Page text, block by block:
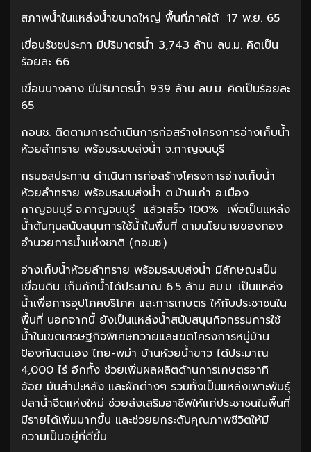
สภาพน้ำในแหล่งน้ำขนาดใหญ่ พื้นที่ภาคใต้ 17 พ.ย. 65
เขื่อนรัชชประภา มีปริมาตรน้ำ 3,743 ล้าน ลบ.ม. คิดเป็น
ร้อยละ 66
เขื่อนบางลาง มีปริมาตรน้ำ 939 ล้าน ลบ.ม. คิดเป็นร้อยละ
65
กอนช. ติดตามการดำเนินการก่อสร้างโครงการอ่างเก็บน้ำ
ห้วยลำทราย พร้อมระบบส่งน้ำ จ.กาญจนบุรี
กรมชลประทาน ดำเนินการก่อสร้างโครงการอ่างเก็บน้ำ
ห้วยลำทราย พร้อมระบบส่งน้ำ ต.บ้านเก่า อ.เมือง
กาญจนบุรี จ.กาญจนบุรี แล้วเสร็จ 100% เพื่อเป็นแหล่ง
น้ำต้นทุนสนับสนุนการใช้น้ำในพื้นที่ ตามนโยบายของกอง
อำนวยการน้ำแห่งชาติ (กอนช.)
อ่างเก็บน้ำห้วยลำทราย พร้อมระบบส่งน้ำ มีลักษณะเป็น
เขื่อนดิน เก็บกักน้ำได้ประมาณ 6.5 ล้าน ลบ.ม. เป็นแหล่ง
น้ำเพื่อการอุปโภคบริโภค และการเกษตร ให้กับประชาชนใน
พื้นที่ นอกจากนี้ ยังเป็นแหล่งน้ำสนับสนุนกิจกรรมการใช้
น้ำในเขตเศรษฐกิจพิเศษทวายและเขตโครงการหมู่บ้าน
ป้องกันตนเอง ไทย-พม่า บ้านห้วยน้ำขาว ได้ประมาณ
4,000 ไร่ อีกทั้ง ช่วยเพิ่มผลผลิตด้านการเกษตรอาทิ
อ้อย มันสำปะหลัง และผักต่างๆ รวมทั้งเป็นแหล่งเพาะพันธุ์
ปลาน้ำจืดแห่งใหม่ ช่วยส่งเสริมอาชีพให้แก่ประชาชนในพื้นที่
มีรายได้เพิ่มมากขึ้น และช่วยยกระดับคุณภาพชีวิตให้มี
ความเป็นอยู่ที่ดีขึ้น